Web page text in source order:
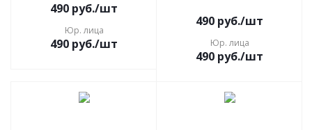
490 руб./шт
Юр. лица
490 руб./шт
490 руб./шт
Юр. лица
490 руб./шт